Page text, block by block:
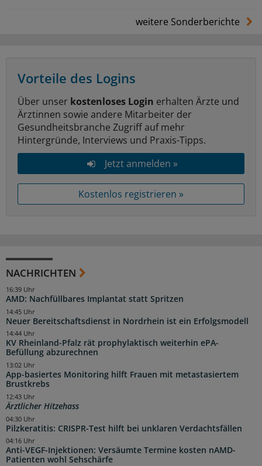
weitere Sonderberichte
Vorteile des Logins
Über unser kostenloses Login erhalten Ärzte und
Ärztinnen sowie andere Mitarbeiter der
Gesundheitsbranche Zugriff auf mehr
Hintergründe, Interviews und Praxis-Tipps.
Jetzt anmelden »
Kostenlos registrieren »
NACHRICHTEN
AMD: Nachfüllbares Implantat statt Spritzen
16:39 Uhr
Neuer Bereitschaftsdienst in Nordrhein ist ein Erfolgsmodell
14:45 Uhr
KV Rheinland-Pfalz rät prophylaktisch weiterhin ePA-
Befüllung abzurechnen
14:44 Uhr
App-basiertes Monitoring hilft Frauen mit metastasiertem
Brustkrebs
13:02 Uhr
Ärztlicher Hitzehass
12:43 Uhr
Pilzkeratitis: CRISPR-Test hilft bei unklaren Verdachtsfällen
04:30 Uhr
Anti-VEGF-Injektionen: Versäumte Termine kosten nAMD-
Patienten wohl Sehschärfe
04:16 Uhr